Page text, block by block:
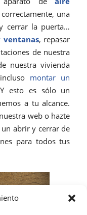
correctamente, una
cerrar la puerta…
ventanas, repasar
de nuestra
nuestra vivienda
montar un
esto es sólo un
a tu alcance.
web o hazte
abrir y cerrar de
para todos tus